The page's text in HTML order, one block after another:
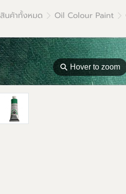
สินค้าทั้งหมด Oil Colour Paint
⚲ Hover to zoom